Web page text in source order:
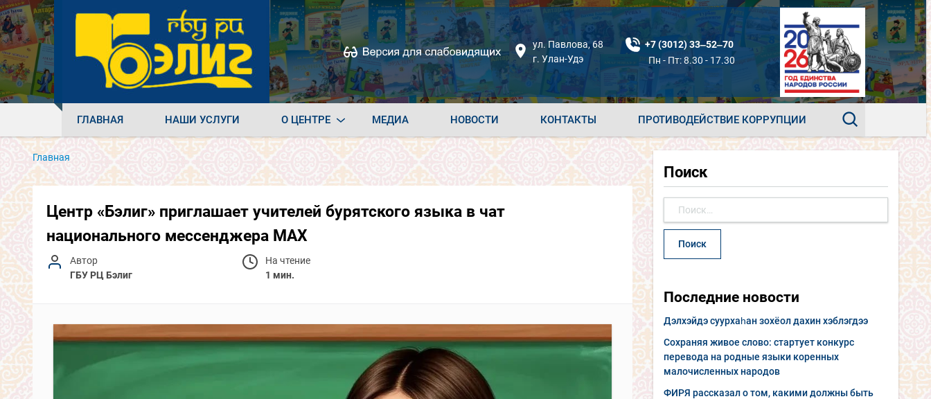
ул. Павлова, 68
г. Улан-Удэ
+7 (3012) 33‒52‒70
Пн - Пт: 8.30 - 17.30
ГЛАВНАЯ НАШИ УСЛУГИ О ЦЕНТРЕ МЕДИА НОВОСТИ КОНТАКТЫ ПРОТИВОДЕЙСТВИЕ КОРРУПЦИИ
Главная
Центр «Бэлиг» приглашает учителей бурятского языка в чат
национального мессенджера МАХ
Автор
ГБУ РЦ Бэлиг
На чтение
1 мин.
Поиск
Последние новости
Дэлхэйдэ суурхаһан зохёол дахин хэблэгдээ
Сохраняя живое слово: стартует конкурс
перевода на родные языки коренных
малочисленных народов
ФИРЯ рассказал о том, какими должны быть